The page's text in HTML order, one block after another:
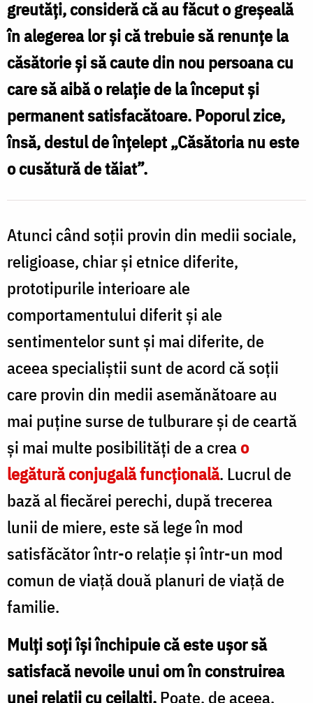
drum
/
Foto:
Oana
Nechifor
greutăţi, consideră că au făcut o greşeală
în alegerea lor şi că trebuie să renunţe la
căsătorie şi să caute din nou persoana cu
care să aibă o relaţie de la început şi
permanent satisfacătoare. Poporul zice,
însă, destul de înţelept „Căsătoria nu este
o cusătură de tăiat”.
Atunci când soţii provin din medii sociale,
religioase, chiar şi etnice diferite,
prototipurile interioare ale
comportamentului diferit şi ale
sentimentelor sunt şi mai diferite, de
aceea specialiştii sunt de acord că soţii
care provin din medii asemănătoare au
mai puţine surse de tulburare şi de ceartă
şi mai multe posibilităţi de a creao
legătură conjugală funcţională. Lucrul de
bază al fiecărei perechi, după trecerea
lunii de miere, este să lege în mod
satisfăcător într-o relaţie şi într-un mod
comun de viaţă două planuri de viaţă de
familie.
Mulţi soţi îşi închipuie că este uşor să
satisfacă nevoile unui om în construirea
unei relaţii cu ceilalţi.Poate, de aceea,